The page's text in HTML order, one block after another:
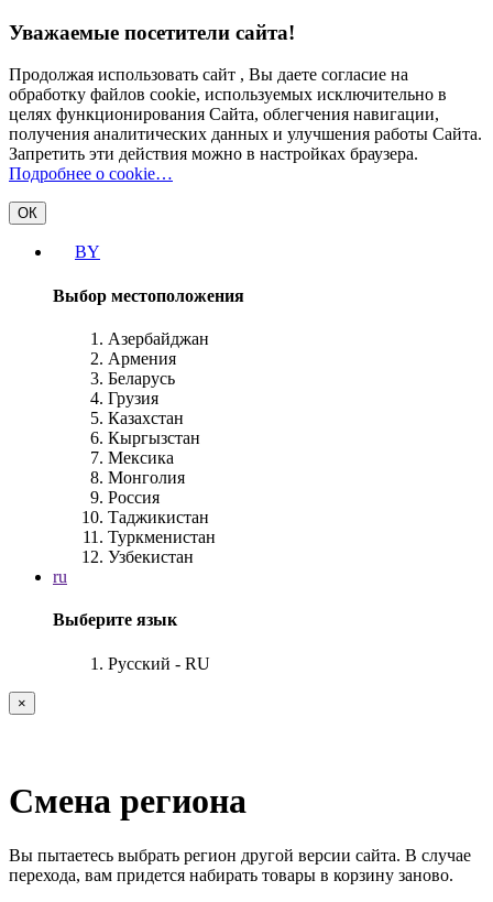
Уважаемые посетители сайта!
Продолжая использовать сайт , Вы даете согласие на
обработку файлов cookie, используемых исключительно в
целях функционирования Сайта, облегчения навигации,
получения аналитических данных и улучшения работы Сайта.
Запретить эти действия можно в настройках браузера.
Подробнее о cookie…
ОК
BY
Выбор местоположения
Азербайджан
Армения
Беларусь
Грузия
Казахстан
Кыргызстан
Мексика
Монголия
Россия
Таджикистан
Туркменистан
Узбекистан
ru
Выберите язык
Русский - RU
×
Смена региона
Вы пытаетесь выбрать регион другой версии сайта. В случае
перехода, вам придется набирать товары в корзину заново.